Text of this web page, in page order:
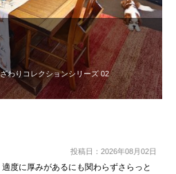
わりコレクションシリーズ 02
投稿日：2026年08月02日
度に厚みがあるにも関わらずさらっと